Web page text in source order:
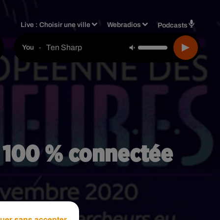
Live :Choisir une ville Webradios Podcasts
You - Ten Sharp
% connectée